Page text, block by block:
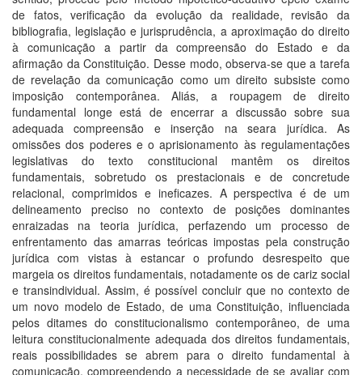
de fatos, verificação da evolução da realidade, revisão da
bibliografia, legislação e jurisprudência, a aproximação do direito
à comunicação a partir da compreensão do Estado e da
afirmação da Constituição. Desse modo, observa-se que a tarefa
de revelação da comunicação como um direito subsiste como
imposição contemporânea. Aliás, a roupagem de direito
fundamental longe está de encerrar a discussão sobre sua
adequada compreensão e inserção na seara jurídica. As
omissões dos poderes e o aprisionamento às regulamentações
legislativas do texto constitucional mantêm os direitos
fundamentais, sobretudo os prestacionais e de concretude
relacional, comprimidos e ineficazes. A perspectiva é de um
delineamento preciso no contexto de posições dominantes
enraizadas na teoria jurídica, perfazendo um processo de
enfrentamento das amarras teóricas impostas pela construção
jurídica com vistas à estancar o profundo desrespeito que
margeia os direitos fundamentais, notadamente os de cariz social
e transindividual. Assim, é possível concluir que no contexto de
um novo modelo de Estado, de uma Constituição, influenciada
pelos ditames do constitucionalismo contemporâneo, de uma
leitura constitucionalmente adequada dos direitos fundamentais,
reais possibilidades se abrem para o direito fundamental à
comunicação, compreendendo a necessidade de se avaliar com